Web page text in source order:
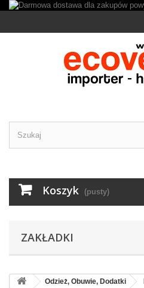
Koszyk (pusty)
ZAKŁADKI
Odzież, Obuwie, Dodatki